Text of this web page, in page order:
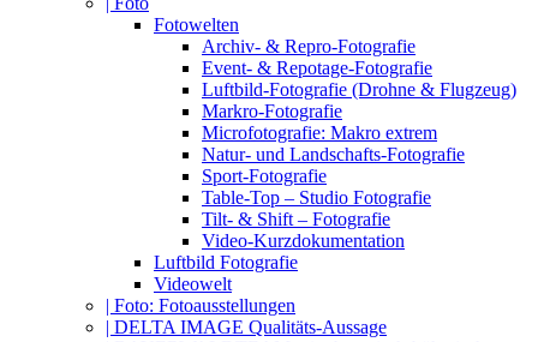
Fotowelten
Archiv- & Repro-Fotografie
Event- & Repotage-Fotografie
Luftbild-Fotografie (Drohne & Flugzeug)
Markro-Fotografie
Microfotografie: Makro extrem
Natur- und Landschafts-Fotografie
Sport-Fotografie
Table-Top – Studio Fotografie
Tilt- & Shift – Fotografie
Video-Kurzdokumentation
Luftbild Fotografie
Videowelt
| Foto: Fotoausstellungen
| DELTA IMAGE Qualitäts-Aussage